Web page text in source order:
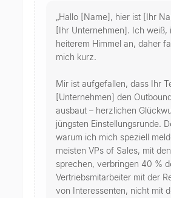
„Hallo [Name], hier ist [Ihr
[Ihr Unternehmen]. Ich weiß,
heiterem Himmel an, daher
mich kurz.
Mir ist aufgefallen, dass Ihr
[Unternehmen] den
ausbaut – herzlichen
jüngsten Einstellungsrunde.
warum ich mich speziell
meisten VPs of Sales, mit
sprechen, verbringen 40 %
Vertriebsmitarbeiter mit der
von Interessenten, nicht mit